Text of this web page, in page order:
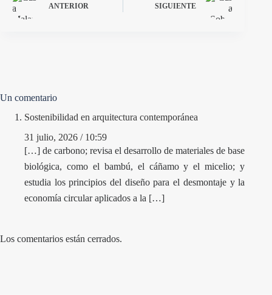
ANTERIOR SIGUIENTE
Un comentario
Sostenibilidad en arquitectura contemporánea
31 julio, 2026 / 10:59
[…] de carbono; revisa el desarrollo de materiales de base
biológica, como el bambú, el cáñamo y el micelio; y
estudia los principios del diseño para el desmontaje y la
economía circular aplicados a la […]
Los comentarios están cerrados.